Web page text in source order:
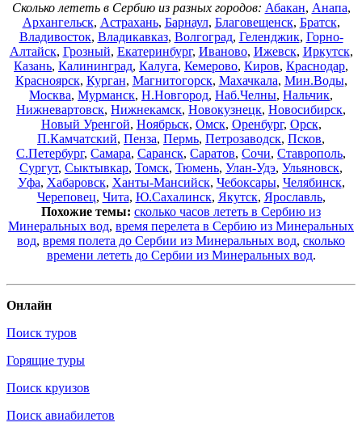
Сколько лететь в Сербию из разных городов: Абакан, Анапа,
Архангельск, Астрахань, Барнаул, Благовещенск, Братск,
Владивосток, Владикавказ, Волгоград, Геленджик, Горно-
Алтайск, Грозный, Екатеринбург, Иваново, Ижевск, Иркутск,
Казань, Калининград, Калуга, Кемерово, Киров, Краснодар,
Красноярск, Курган, Магнитогорск, Махачкала, Мин.Воды,
Москва, Мурманск, Н.Новгород, Наб.Челны, Нальчик,
Нижневартовск, Нижнекамск, Новокузнецк, Новосибирск,
Новый Уренгой, Ноябрьск, Омск, Оренбург, Орск,
П.Камчатский, Пенза, Пермь, Петрозаводск, Псков,
С.Петербург, Самара, Саранск, Саратов, Сочи, Ставрополь,
Сургут, Сыктывкар, Томск, Тюмень, Улан-Удэ, Ульяновск,
Уфа, Хабаровск, Ханты-Мансийск, Чебоксары, Челябинск,
Череповец, Чита, Ю.Сахалинск, Якутск, Ярославль,
Похожие темы: сколько часов лететь в Сербию из
Минеральных вод, время перелета в Сербию из Минеральных
вод, время полета до Сербии из Минеральных вод, сколько
времени лететь до Сербии из Минеральных вод.
Онлайн
Поиск туров
Горящие туры
Поиск круизов
Поиск авиабилетов